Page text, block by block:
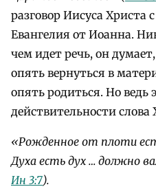
разговор Иисуса Христа
Евангелия от Иоанна.
чем идет речь, он
опять вернуться в
опять родиться. Но
действительности
«Рожденное от плоти
Духа есть дух … должно
Ин 3:7).